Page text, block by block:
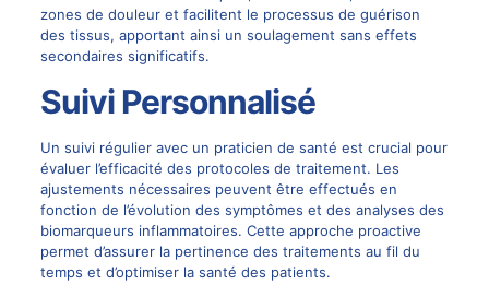
zones de douleur et facilitent le processus de guérison
des tissus, apportant ainsi un soulagement sans effets
secondaires significatifs.
Suivi Personnalisé
Un suivi régulier avec un praticien de santé est crucial pour
évaluer l’efficacité des protocoles de traitement. Les
ajustements nécessaires peuvent être effectués en
fonction de l’évolution des symptômes et des analyses des
biomarqueurs inflammatoires. Cette approche proactive
permet d’assurer la pertinence des traitements au fil du
temps et d’optimiser la santé des patients.